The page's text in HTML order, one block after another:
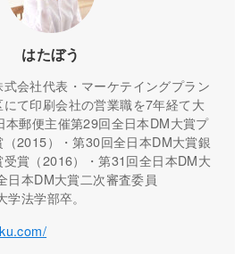
はたぼう
会社代表・マーケテイングプラン
て印刷会社の営業職を7年経て大
本郵便主催第29回全日本DM大賞プ
（2015）・第30回全日本DM大賞銀
賞（2016）・第31回全日本DM大
日本DM大賞二次審査委員
学法学部卒。